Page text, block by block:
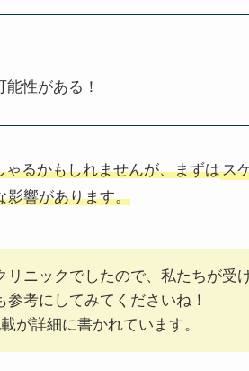
性がある！
るかもしれませんが、まずはス
影響があります。
リニックでしたので、私たちが受
考にしてみてくださいね！
が詳細に書かれています。